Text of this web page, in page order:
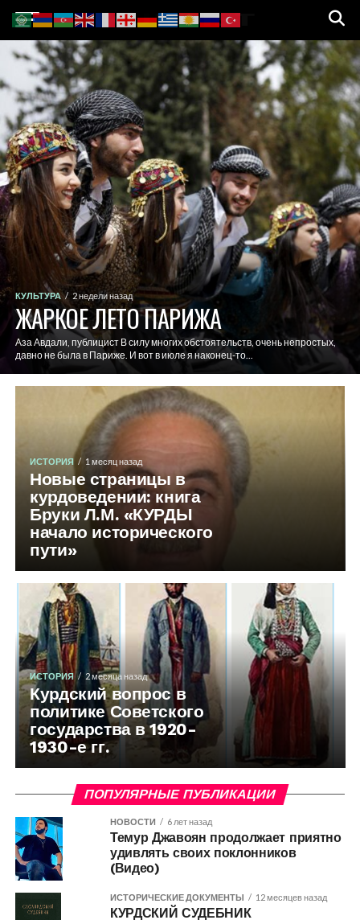
КУЛЬТУРА 2 недели назад
ЖАРКОЕ ЛЕТО ПАРИЖА
Аза Авдали, публицист В силу многих обстоятельств, очень непростых,
давно не была в Париже. И вот в июле я наконец-то...
ИСТОРИЯ 1 месяц назад
Новые страницы в
курдоведении: книга
Бруки Л.М. «КУРДЫ
начало исторического
пути»
ИСТОРИЯ 2 месяца назад
Курдский вопрос в
политике Советского
государства в 1920-
1930-е гг.
ПОПУЛЯРНЫЕ ПУБЛИКАЦИИ
НОВОСТИ 6 лет назад
Темур Джавоян продолжает приятно
удивлять своих поклонников
(Видео)
ИСТОРИЧЕСКИЕ ДОКУМЕНТЫ 12 месяцев назад
КУРДСКИЙ СУДЕБНИК